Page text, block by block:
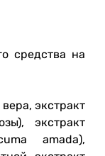
средства на
экстракт
экстракт
amada),